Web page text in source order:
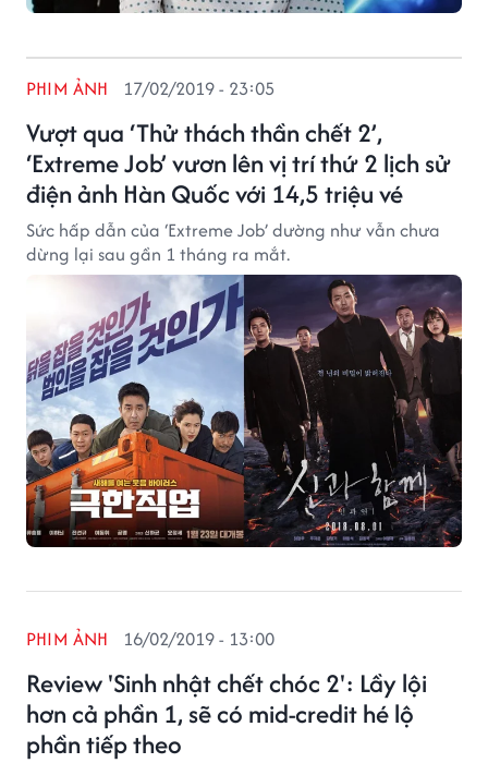
Vượt qua ‘Thử thách thần chết 2’,
‘Extreme Job’ vươn lên vị trí thứ 2 lịch sử
điện ảnh Hàn Quốc với 14,5 triệu vé
PHIM ẢNH 17/02/2019 - 23:05
Sức hấp dẫn của ‘Extreme Job’ dường như vẫn chưa
dừng lại sau gần 1 tháng ra mắt.
Review 'Sinh nhật chết chóc 2': Lầy lội
hơn cả phần 1, sẽ có mid-credit hé lộ
phần tiếp theo
PHIM ẢNH 16/02/2019 - 13:00